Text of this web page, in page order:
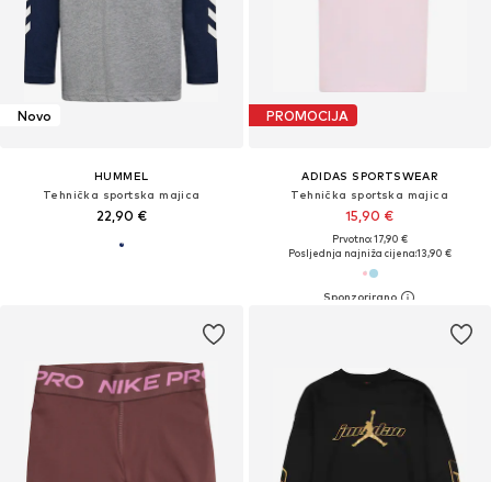
Novo
HUMMEL
Tehnička sportska majica
22,90 €
PROMOCIJA
ADIDAS SPORTSWEAR
Tehnička sportska majica
15,90 €
Prvotno: 17,90 €
Posljednja najniža cijena:13,90 €